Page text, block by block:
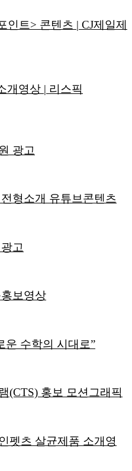
트> 콘텐츠 | CJ제일제
개영상 | 리스픽
광고
형소개 유튜브콘텐츠
고
보영상
운 수학의 시대로”
(CTS) 홍보 모션그래픽
펫츠 살균제품 소개영